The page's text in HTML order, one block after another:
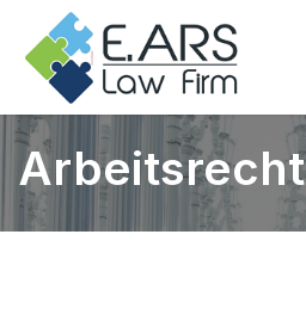
Arbeitsrecht